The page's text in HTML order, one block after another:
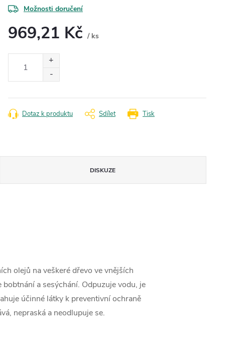
Možnosti doručení
969,21 Kč / ks
Tisk
Dotaz k produktu Sdílet
DISKUZE
olejů na veškeré dřevo ve vnějších
a sesýchání. Odpuzuje vodu, je
účinné látky k preventivní ochraně
nepraská a neodlupuje se.